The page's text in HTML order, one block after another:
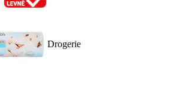
Drogerie